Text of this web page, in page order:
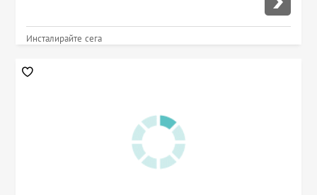
Инсталирайте сега